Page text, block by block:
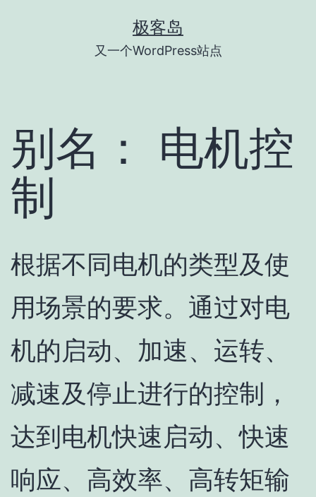
极客岛
又一个WordPress站点
别名： 电机控
制
根据不同电机的类型及使
用场景的要求。通过对电
机的启动、加速、运转、
减速及停止进行的控制，
达到电机快速启动、快速
响应、高效率、高转矩输